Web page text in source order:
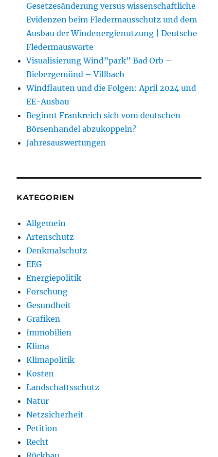
Gesetzesänderung versus wissenschaftliche
Evidenzen beim Fledermausschutz und dem
Ausbau der Windenergienutzung | Deutsche
Fledermauswarte
Visualisierung Wind”park” Bad Orb –
Biebergemünd – Villbach
Windflauten und die Folgen: April 2024 und
EE-Ausbau
Beginnt Frankreich sich vom deutschen
Börsenhandel abzukoppeln?
Jahresauswertungen
KATEGORIEN
Allgemein
Artenschutz
Denkmalschutz
EEG
Energiepolitik
Forschung
Gesundheit
Grafiken
Immobilien
Klima
Klimapolitik
Kosten
Landschaftsschutz
Natur
Netzsicherheit
Petition
Recht